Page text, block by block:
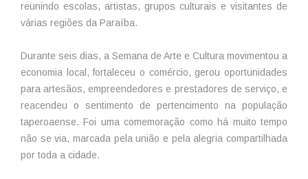
reunindo escolas, artistas, grupos culturais e visitantes de
várias regiões da Paraíba.
Durante seis dias, a Semana de Arte e Cultura movimentou a
economia local, fortaleceu o comércio, gerou oportunidades
para artesãos, empreendedores e prestadores de serviço, e
reacendeu o sentimento de pertencimento na população
taperoaense. Foi uma comemoração como há muito tempo
não se via, marcada pela união e pela alegria compartilhada
por toda a cidade.